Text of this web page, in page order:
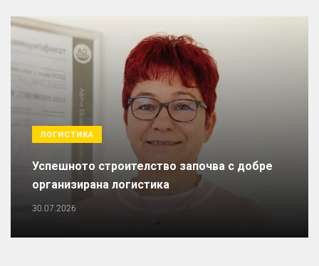
ЛОГИСТИКА
Успешното строителство започва с добре
организирана логистика
30.07.2026